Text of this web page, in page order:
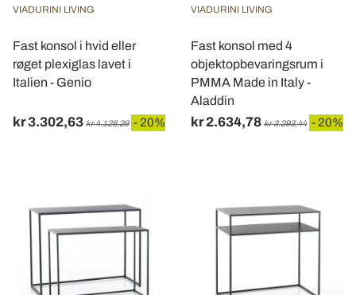
VIADURINI LIVING
Fast konsol i hvid eller
røget plexiglas lavet i
Italien - Genio
kr 3.302,63 kr 4.128,29 - 20%
VIADURINI LIVING
Fast konsol med 4
objektopbevaringsrum i
PMMA Made in Italy -
Aladdin
kr 2.634,78 kr 3.293,44 - 20%